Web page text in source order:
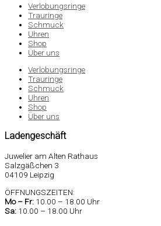
Verlobungsringe
Trauringe
Schmuck
Uhren
Shop
Über uns
Verlobungsringe
Trauringe
Schmuck
Uhren
Shop
Über uns
Ladengeschäft
Juwelier am Alten Rathaus
Salzgäßchen 3
04109 Leipzig
ÖFFNUNGSZEITEN:
Mo – Fr: 10.00 – 18.00 Uhr
Sa: 10.00 – 18.00 Uhr